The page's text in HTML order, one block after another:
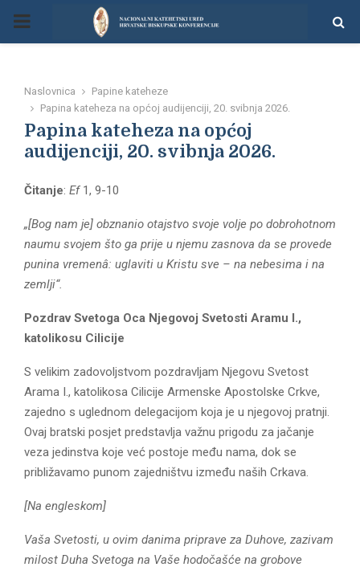
P
M
A
R
Y
M
E
N
U
Naslovnica
Papine kateheze
Papina kateheza na općoj audijenciji, 20. svibnja 2026.
Papina kateheza na općoj
audijenciji, 20. svibnja 2026.
Čitanje: Ef1, 9-10
„[Bog nam je] obznanio otajstvo svoje volje po dobrohotnom
naumu svojem što ga prije u njemu zasnova da se provede
punina vremenâ: uglaviti u Kristu sve – na nebesima i na
zemlji“.
Pozdrav Svetoga Oca Njegovoj Svetosti Aramu I.,
katolikosu Cilicije
S velikim zadovoljstvom pozdravljam Njegovu Svetost
Arama I., katolikosa Cilicije Armenske Apostolske Crkve,
zajedno s uglednom delegacijom koja je u njegovoj pratnji.
Ovaj bratski posjet predstavlja važnu prigodu za jačanje
veza jedinstva koje već postoje među nama, dok se
približavamo punom zajedništvu između naših Crkava.
[Na engleskom]
Vaša Svetosti, u ovim danima priprave za Duhove, zazivam
milost Duha Svetoga na Vaše hodočašće na grobove